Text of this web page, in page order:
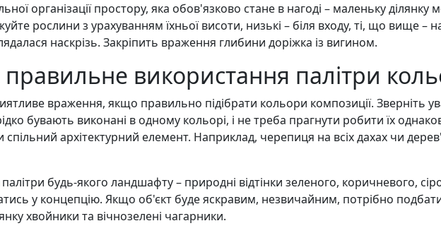
організації простору, яка обов'язково стане в нагоді – маленьку
рослини з урахуванням їхньої висоти, низькі – біля входу, ті, що вище
наскрізь. Закріпить враження глибини доріжка із вигином.
використання палітри
враження, якщо правильно підібрати кольори композиції. Зверніть
бувають виконані в одному кольорі, і не треба прагнути робити їх
архітектурний елемент. Наприклад, черепиця на всіх дахах чи
будь-якого ландшафту – природні відтінки зеленого, коричневого,
у концепцію. Якщо об'єкт буде яскравим, незвичайним, потрібно
хвойники та вічнозелені чагарники.